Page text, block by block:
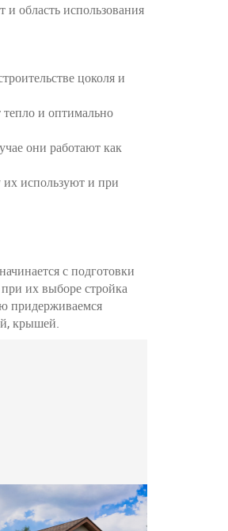
и область использования
цоколя и
и оптимально
они работают как
используют и при
с подготовки
их выборе стройка
придерживаемся
крышей.